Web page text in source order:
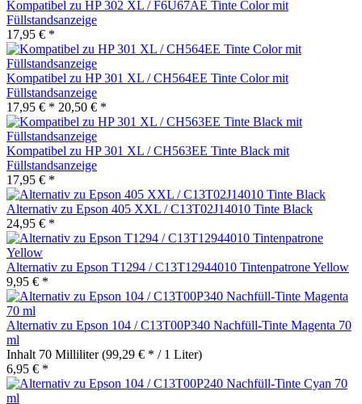
Kompatibel zu HP 302 XL / F6U67AE Tinte Color mit
Füllstandsanzeige
17,95 € *
Kompatibel zu HP 301 XL / CH564EE Tinte Color mit
Füllstandsanzeige
17,95 € * 20,50 € *
Kompatibel zu HP 301 XL / CH563EE Tinte Black mit
Füllstandsanzeige
17,95 € *
Alternativ zu Epson 405 XXL / C13T02J14010 Tinte Black
24,95 € *
Alternativ zu Epson T1294 / C13T12944010 Tintenpatrone Yellow
9,95 € *
Alternativ zu Epson 104 / C13T00P340 Nachfüll-Tinte Magenta 70
ml
Inhalt 70 Milliliter(99,29 € * / 1 Liter)
6,95 € *